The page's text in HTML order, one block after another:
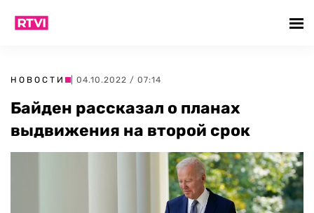
НОВОСТИ | 04.10.2022 / 07:14
Байден рассказал о планах
выдвижения на второй срок